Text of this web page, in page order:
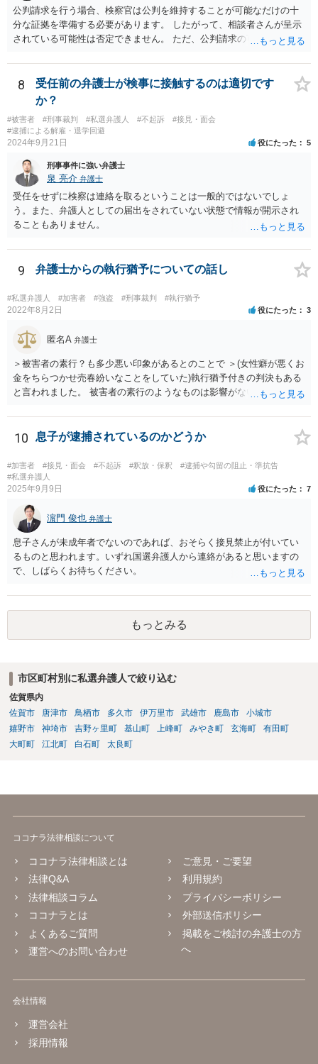
性があります。 以上踏まえて、お近くの弁護士事務所にご相談されて
みてください。
公判請求を行う場合、検察官は公判を維持することが可能なだけの十
分な証拠を準備する必要があります。 したがって、相談者さんが呈示
されている可能性は否定できません。 ただ、公判請求の可能性が完全
いのではないかと思われます。 繰り返しますが、ご依頼されている弁
護人とご相談ください。
8
受任前の弁護士が検事に接触するのは適切です
か？
#被害者 #刑事裁判 #私選弁護人 #不起訴
#接見・面会
#逮捕による解雇・退学回避
2024年9月21日 役にたった 5
刑事事件に強い弁護士
泉 亮介 弁護士
受任をせずに検察は連絡を取るということは一般的ではないでしょ
う。また、弁護人としての届出をされていない状態で情報が開示され
ることもありません。
9 弁護士からの執行猶予についての話し
#私選弁護人 #加害者 #強盗 #刑事裁判 #執行猶予
2022年8月2日 役にたった 3
匿名A 弁護士
＞被害者の素行？も多少悪い印象があるとのことで ＞(女性癖が悪くお
金をちらつかせ売春紛いなことをしていた)執行猶予付きの判決もある
と言われました。 被害者の素行のようなものは影響がないかと思いま
はあるのではないでしょうか。
10 息子が逮捕されているのかどうか
#加害者 #接見・面会 #不起訴 #釈放・保釈
#逮捕や勾留の阻止・準抗告
#私選弁護人
2025年9月9日 役にたった 7
濵門 俊也 弁護士
息子さんが未成年者でないのであれば、おそらく接見禁止が付いてい
るものと思われます。いずれ国選弁護人から連絡があると思いますの
で、しばらくお待ちください。
もっとみる
市区町村別に私選弁護人で絞り込む
佐賀県内
佐賀市
唐津市 鳥栖市 多久市 伊万里市 武雄市 鹿島市
小城市
嬉野市
神埼市 吉野ヶ里町 基山町 上峰町 みやき町 玄海町
有田町
大町町
江北町 白石町 太良町
ココナラ法律相談について
ココナラ法律相談とは
法律Q&A
法律相談コラム
ココナラとは
よくあるご質問
運営へのお問い合わせ
ご意見・ご要望
利用規約
プライバシーポリシー
外部送信ポリシー
掲載をご検討の弁護士の方
へ
会社情報
運営会社
採用情報